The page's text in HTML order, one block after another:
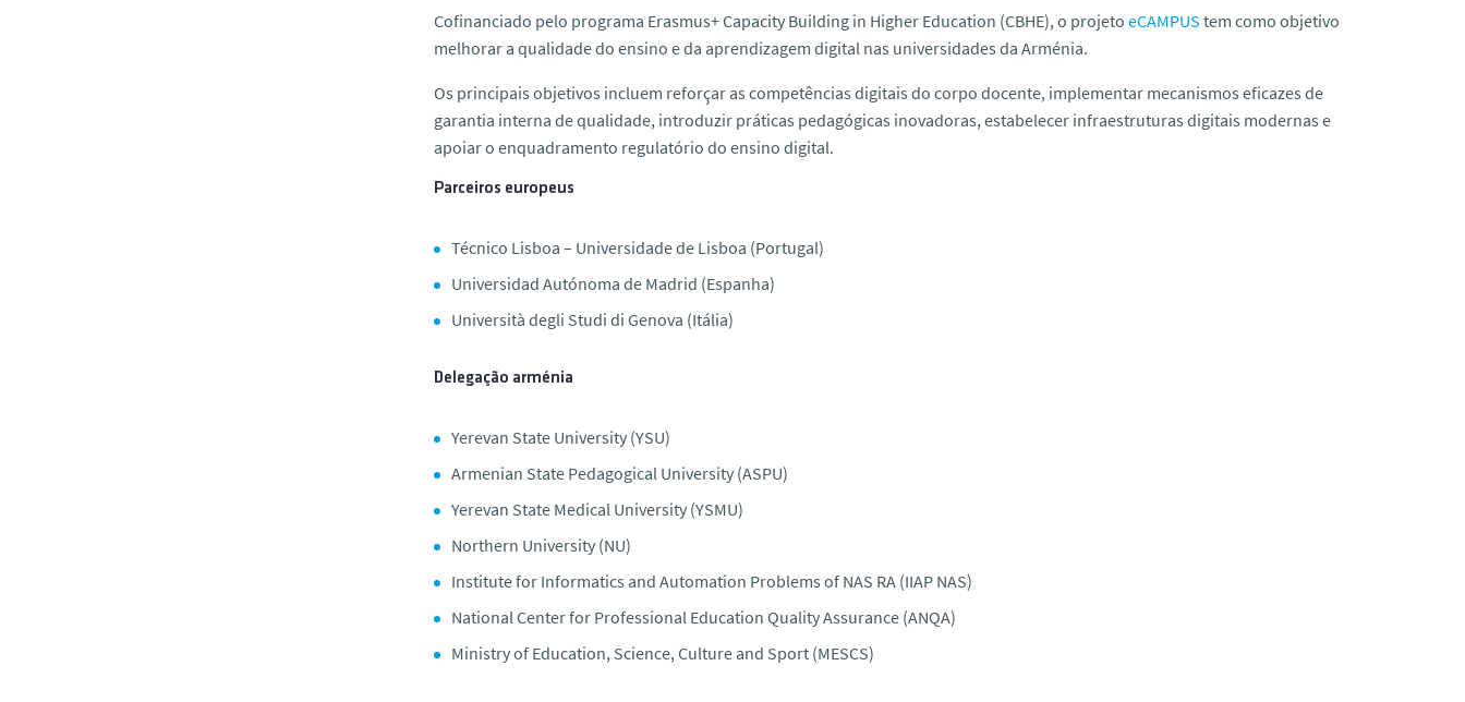
Cofinanciado pelo programa Erasmus+ Capacity Building in Higher Education (CBHE), o projeto eCAMPUS tem como objetivo
melhorar a qualidade do ensino e da aprendizagem digital nas universidades da Arménia.
Os principais objetivos incluem reforçar as competências digitais do corpo docente, implementar mecanismos eficazes de
garantia interna de qualidade, introduzir práticas pedagógicas inovadoras, estabelecer infraestruturas digitais modernas e
apoiar o enquadramento regulatório do ensino digital.
Parceiros europeus
Técnico Lisboa – Universidade de Lisboa (Portugal)
Universidad Autónoma de Madrid (Espanha)
Università degli Studi di Genova (Itália)
Delegação arménia
Yerevan State University (YSU)
Armenian State Pedagogical University (ASPU)
Yerevan State Medical University (YSMU)
Northern University (NU)
Institute for Informatics and Automation Problems of NAS RA (IIAP NAS)
National Center for Professional Education Quality Assurance (ANQA)
Ministry of Education, Science, Culture and Sport (MESCS)